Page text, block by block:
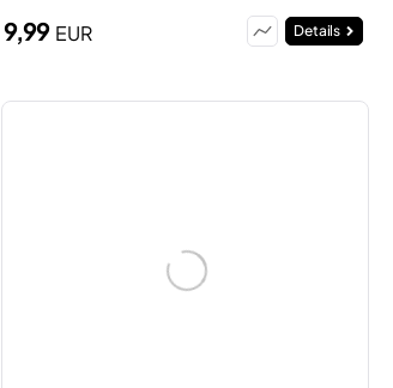
9,99 EUR Details